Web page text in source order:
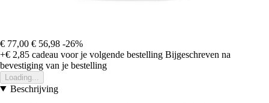
€ 77,00 € 56,98 -26%
+€ 2,85 cadeau voor je volgende bestelling Bijgeschreven na
bevestiging van je bestelling
Loading...
Beschrijving